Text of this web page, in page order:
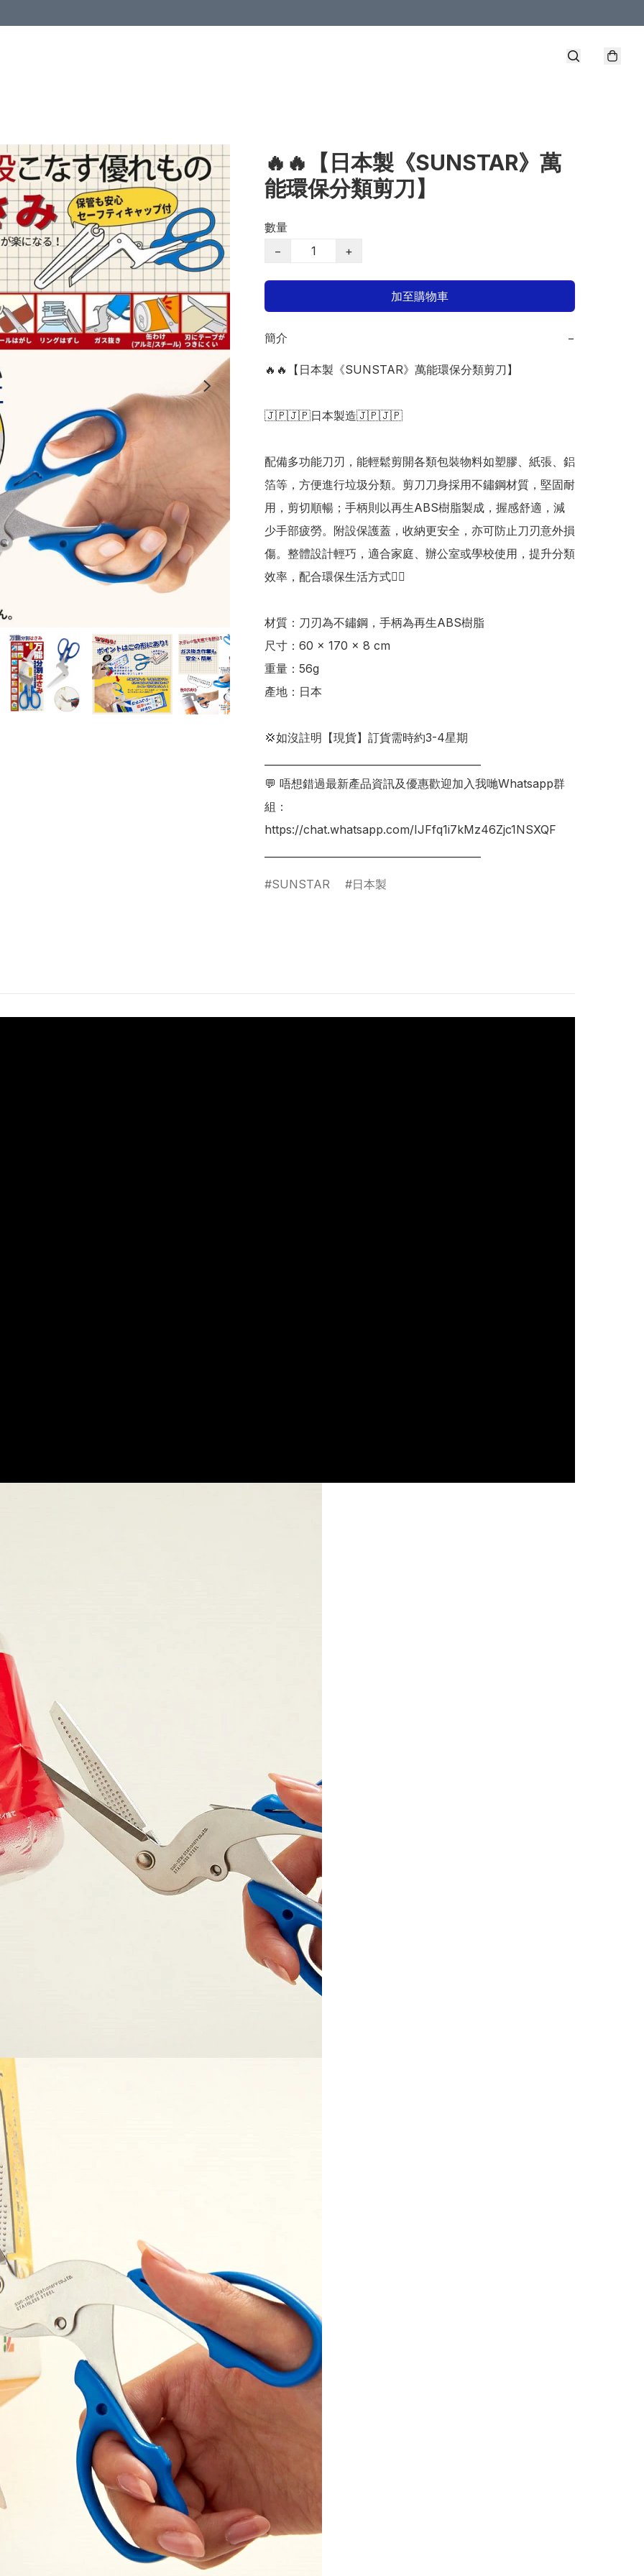
🔥🔥【日本製《SUNSTAR》萬
能環保分類剪刀】
數量
−
+
加至購物車
簡介 −
🔥🔥【日本製《SUNSTAR》萬能環保分類剪刀】
🇯🇵🇯🇵日本製造🇯🇵🇯🇵
配備多功能刀刃，能輕鬆剪開各類包裝物料如塑膠、紙張、鋁
箔等，方便進行垃圾分類。剪刀刀身採用不鏽鋼材質，堅固耐
用，剪切順暢；手柄則以再生ABS樹脂製成，握感舒適，減
少手部疲勞。附設保護蓋，收納更安全，亦可防止刀刃意外損
傷。整體設計輕巧，適合家庭、辦公室或學校使用，提升分類
效率，配合環保生活方式👍🏻
材質：刀刃為不鏽鋼，手柄為再生ABS樹脂
尺寸：60 × 170 × 8 cm
重量：56g
產地：日本
💢如沒註明【現貨】訂貨需時約3-4星期
💬 唔想錯過最新產品資訊及優惠歡迎加入我哋Whatsapp群
組：
https://chat.whatsapp.com/IJFfq1i7kMz46Zjc1NSXQF
SUNSTAR 日本製